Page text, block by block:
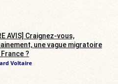
AVIS] Craignez-vous,
une vague migratoire
?
Voltaire